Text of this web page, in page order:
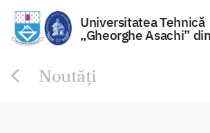
Universitatea Tehnică
„Gheorghe Asachi”
Noutăți